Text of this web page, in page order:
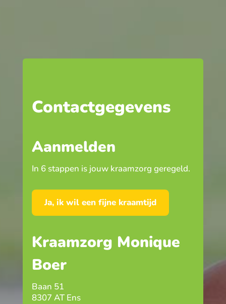
Contactgegevens
Aanmelden
In 6 stappen is jouw kraamzorg geregeld.
Ja, ik wil een fijne kraamtijd
Kraamzorg Monique
Boer
Baan 51
8307 AT Ens